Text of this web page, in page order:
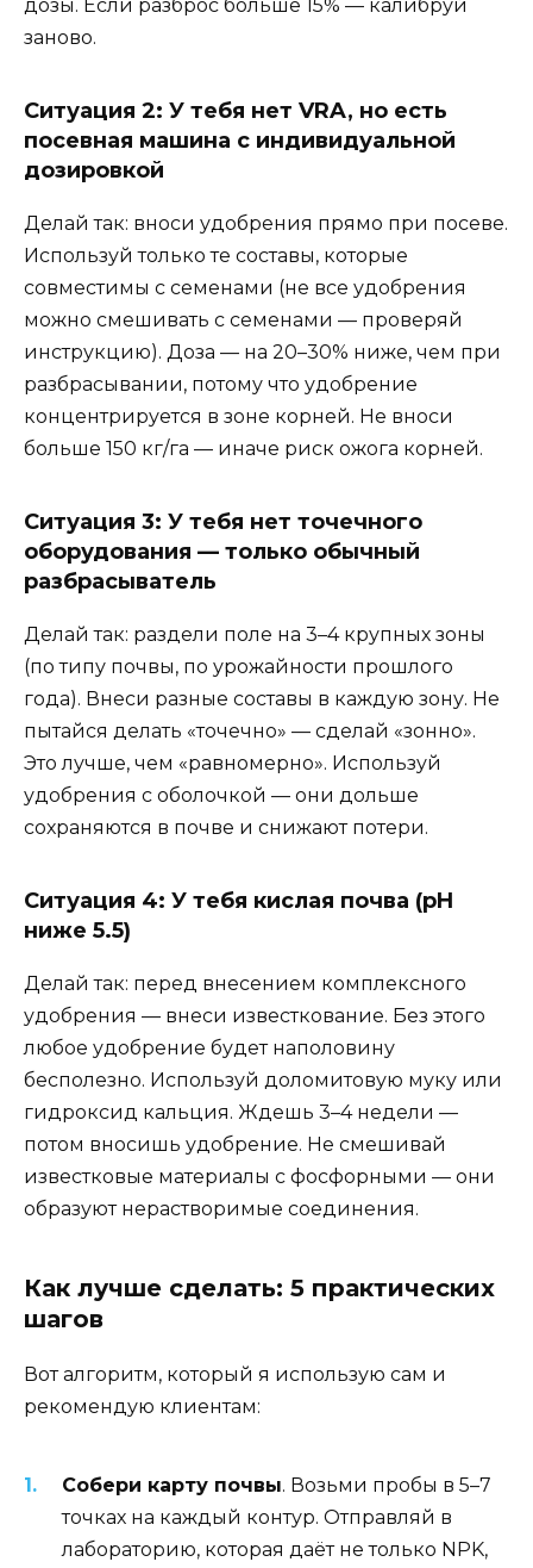
дозы. Если разброс больше 15% — калибруй
заново.
Ситуация 2: У тебя нет VRA, но есть
посевная машина с индивидуальной
дозировкой
Делай так: вноси удобрения прямо при посеве.
Используй только те составы, которые
совместимы с семенами (не все удобрения
можно смешивать с семенами — проверяй
инструкцию). Доза — на 20–30% ниже, чем при
разбрасывании, потому что удобрение
концентрируется в зоне корней. Не вноси
больше 150 кг/га — иначе риск ожога корней.
Ситуация 3: У тебя нет точечного
оборудования — только обычный
разбрасыватель
Делай так: раздели поле на 3–4 крупных зоны
(по типу почвы, по урожайности прошлого
года). Внеси разные составы в каждую зону. Не
пытайся делать «точечно» — сделай «зонно».
Это лучше, чем «равномерно». Используй
удобрения с оболочкой — они дольше
сохраняются в почве и снижают потери.
Ситуация 4: У тебя кислая почва (pH
ниже 5.5)
Делай так: перед внесением комплексного
удобрения — внеси известкование. Без этого
любое удобрение будет наполовину
бесполезно. Используй доломитовую муку или
гидроксид кальция. Ждешь 3–4 недели —
потом вносишь удобрение. Не смешивай
известковые материалы с фосфорными — они
образуют нерастворимые соединения.
Как лучше сделать: 5 практических
шагов
Вот алгоритм, который я использую сам и
рекомендую клиентам:
Собери карту почвы. Возьми пробы в 5–7
точках на каждый контур. Отправляй в
лабораторию, которая даёт не только NPK,